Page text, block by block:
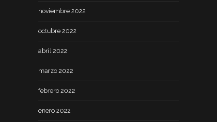
noviembre 2022
octubre 2022
abril 2022
marzo 2022
febrero 2022
enero 2022